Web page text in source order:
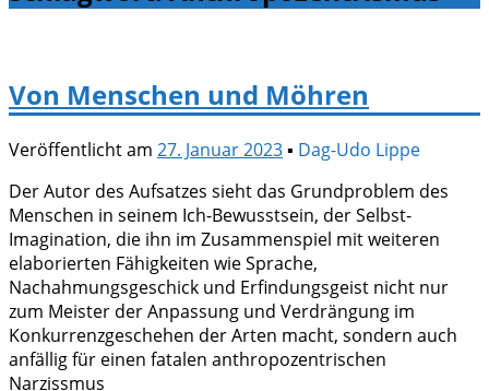
Von Menschen und Möhren
Veröffentlicht am 27. Januar 2023▪ Dag-Udo Lippe
Der Autor des Aufsatzes sieht das Grundproblem des
Menschen in seinem Ich-Bewusstsein, der Selbst-
Imagination, die ihn im Zusammenspiel mit weiteren
elaborierten Fähigkeiten wie Sprache,
Nachahmungsgeschick und Erfindungsgeist nicht nur
zum Meister der Anpassung und Verdrängung im
Konkurrenzgeschehen der Arten macht, sondern auch
anfällig für einen fatalen anthropozentrischen
Narzissmus